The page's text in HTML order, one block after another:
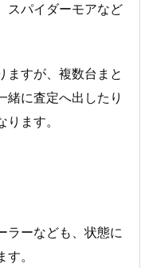
スパイダーモアなど
ますが、複数台まと
緒に査定へ出したり
ます。
ラーなども、状態に
。